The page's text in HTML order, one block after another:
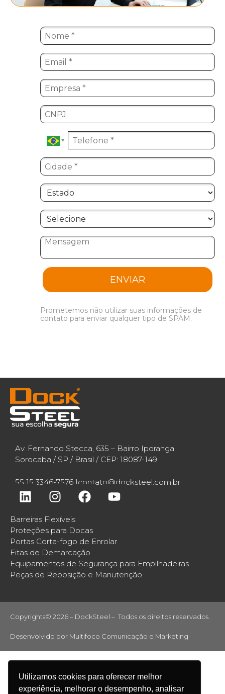
Utilizamos cookies para oferecer melhor
experiência, melhorar o desempenho, analisar
ENVIAR
Prometemos não utilizar suas informações de
contato para enviar qualquer tipo de SPAM.
Av. Fernando Stecca, 635 – Bairro Iporanga
Sorocaba / SP / Brasil / CEP: 18087-149
55 15 3346-7576 |contato@docksteel.com.br
Barreiras Flexíveis
Proteções para Docas
Portas Corta-fogo de Enrolar
Fitas de Demarcação
Equipamentos de Segurança para Empilhadeiras
Peças de Reposição e Manutenção
Copyrights© 2026 – DockSteel – Todos os direitos reservados.
Desenvolvido por Multifoco Comunicação e Marketing